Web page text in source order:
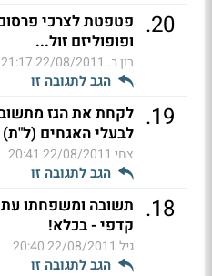
20
. פטפטת לצרכי
ופופוליזם זול...
רון ב. 22/08/2011 21:17
הגב לתגובה זו
19
. לקחת את הגז
לבעלי האגחים (ל"ת)
צחי 22/08/2011 20:41
הגב לתגובה זו
18
. תשובה ומשפחתו
קדפי - בכלא!
גיל 22/08/2011 20:40
הגב לתגובה זו